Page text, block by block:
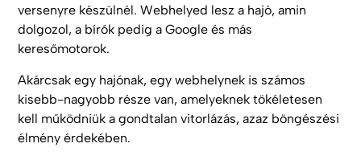
versenyre készülnél. Webhelyed lesz a hajó, amin
dolgozol, a bírók pedig a Google és más
keresőmotorok.
Akárcsak egy hajónak, egy webhelynek is számos
kisebb-nagyobb része van, amelyeknek tökéletesen
kell működniük a gondtalan vitorlázás, azaz böngészési
élmény érdekében.